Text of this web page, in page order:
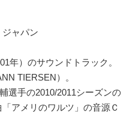
ャパン
年）のサウンドトラック。
TIERSEN）。
選手の2010/2011シーズンの
アメリのワルツ」の音源Ｃ